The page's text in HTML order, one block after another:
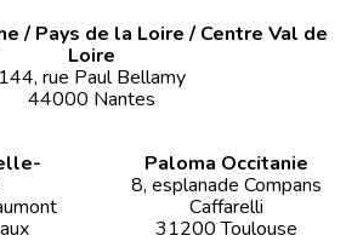
/ Pays de la Loire / Centre Val de
Loire
144, rue Paul Bellamy
44000 Nantes
Paloma Occitanie
8, esplanade Compans
Caffarelli
31200 Toulouse